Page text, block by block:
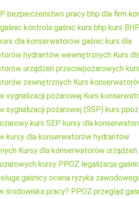
bezpieczeństwo pracy bhp dla firm
kontrola gaśnic kurs bhp kurs
kurs dla konserwatorów gaśnic kurs dla
hydrantów wewnętrznych Kurs
urządzeń przeciwpożarowych
zewnętrznych Kurs
sygnalizacji pożarowej Kurs
sygnalizacji pożarowej (SSP) kurs ppoż
kurs SEP kursy dla
kursy dla konserwatorów hydrantów
Kursy dla konserwatorów urządzeń
kursy PPOŻ legalizacja
gaśnicy ocena ryzyka
środowiska pracy? PPOŻ przegląd